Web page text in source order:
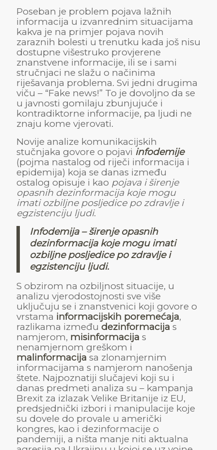
Poseban je problem pojava lažnih
informacija u izvanrednim situacijama
kakva je na primjer pojava novih
zaraznih bolesti u trenutku kada još nisu
dostupne višestruko provjerene
znanstvene informacije, ili se i sami
stručnjaci ne slažu o načinima
riješavanja problema. Svi jedni drugima
viču – “Fake news!” To je dovoljno da se
u javnosti gomilaju zbunjujuće i
kontradiktorne informacije, pa ljudi ne
znaju kome vjerovati.
Novije analize komunikacijskih
stučnjaka govore o pojavi infodemije
(pojma nastalog od riječi informacija i
epidemija) koja se danas između
ostalog opisuje i kao pojava i širenje
opasnih dezinformacija koje mogu
imati ozbiljne posljedice po zdravlje i
egzistenciju ljudi.
Infodemija – širenje opasnih
dezinformacija koje mogu imati
ozbiljne posljedice po zdravlje i
egzistenciju ljudi.
S obzirom na ozbiljnost situacije, u
analizu vjerodostojnosti sve više
uključuju se i znanstvenici koji govore o
vrstama informacijskih poremećaja,
razlikama između dezinformacija s
namjerom, misinformacija s
nenamjernom greškom i
malinformacija sa zlonamjernim
informacijama s namjerom nanošenja
štete. Najpoznatiji slučajevi koji su i
danas predmeti analiza su – kampanja
Brexit za izlazak Velike Britanije iz EU,
predsjednički izbori i manipulacije koje
su dovele do provale u američki
kongres, kao i dezinformacije o
pandemiji, a ništa manje niti aktualna